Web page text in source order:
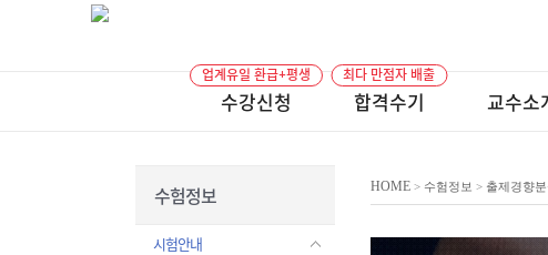
수강신청
업계유일 환급+평생
합격수기
최다 만점자 배출
교수소
수험정보
시험안내
HOME > 수험정보 > 출제경향분